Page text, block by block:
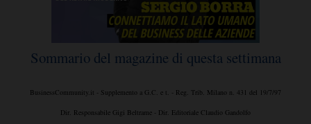
Sommario del magazine di questa settimana
BusinessCommunity.it - Supplemento a G.C. e t. - Reg. Trib. Milano n. 431 del 19/7/97
Dir. Responsabile Gigi Beltrame - Dir. Editoriale Claudio Gandolfo